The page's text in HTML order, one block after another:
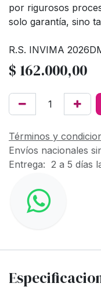
por rigurosos
solo garantía, sino
R.S. INVIMA
$ 162.000,00
Términos y
Envíos nacionales
Entrega: 2 a 5 días